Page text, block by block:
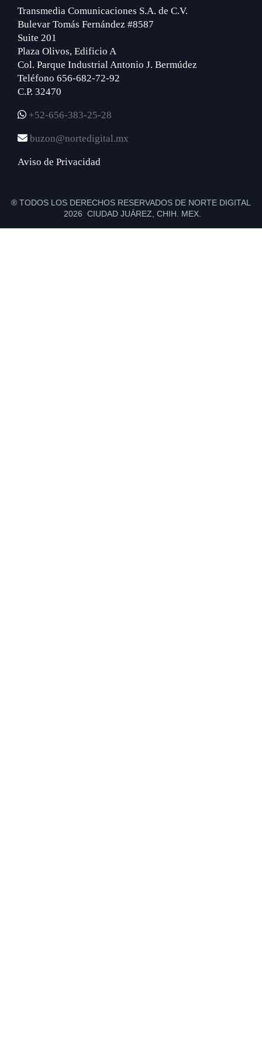
Transmedia Comunicaciones S.A. de C.V.
Bulevar Tomás Fernández #8587
Suite 201
Plaza Olivos, Edificio A
Col. Parque Industrial Antonio J. Bermúdez
Teléfono 656-682-72-92
C.P. 32470
+52-656-383-25-28
buzon@nortedigital.mx
Aviso de Privacidad
® TODOS LOS DERECHOS RESERVADOS DE NORTE DIGITAL
2026 CIUDAD JUÁREZ, CHIH. MEX.